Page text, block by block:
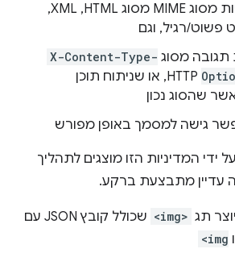
הם צריכים להיות מסוג MIME מסוג HTML,‏ XML,‏
תגובה מסוג X-Content-Type-
HTTP, או שניתוח תוכן
שהסוג נכון
המדיניות הזו מוצגים לתהליך
עדיין מתבצעת ברקע.
תג <img>
שכולל קובץ JSON עם
<img